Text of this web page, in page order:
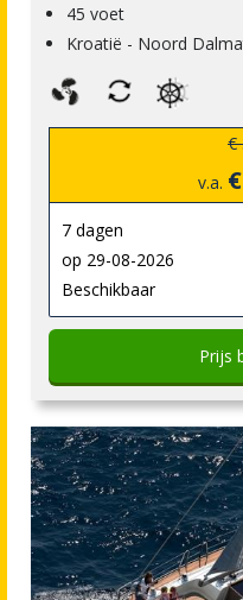
45 voet
Kroatië - Noord
€
v.a.
7 dagen
op 29-08-2026
Beschikbaar
Prijs